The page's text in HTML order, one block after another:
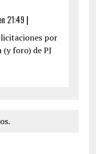
21:49 |
por
foro) de PJ